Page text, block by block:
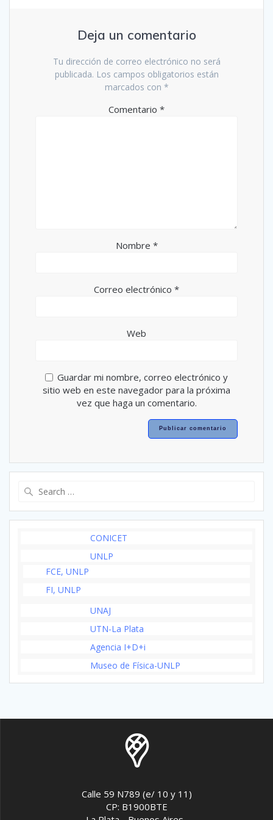
Deja un comentario
Tu dirección de correo electrónico no será
publicada. Los campos obligatorios están
marcados con *
Comentario *
Nombre *
Correo electrónico *
Web
Guardar mi nombre, correo electrónico y
sitio web en este navegador para la próxima
vez que haga un comentario.
CONICET
UNLP
FCE, UNLP
FI, UNLP
UNAJ
UTN-La Plata
Agencia I+D+i
Museo de Física-UNLP
Calle 59 N789 (e/ 10 y 11)
CP: B1900BTE